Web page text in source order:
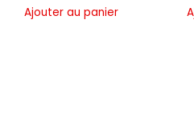
Ajouter au panier